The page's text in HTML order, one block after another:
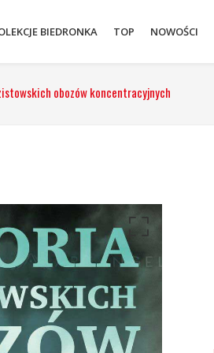
BIEDRONKA TOP NOWOŚCI
obozów koncentracyjnych